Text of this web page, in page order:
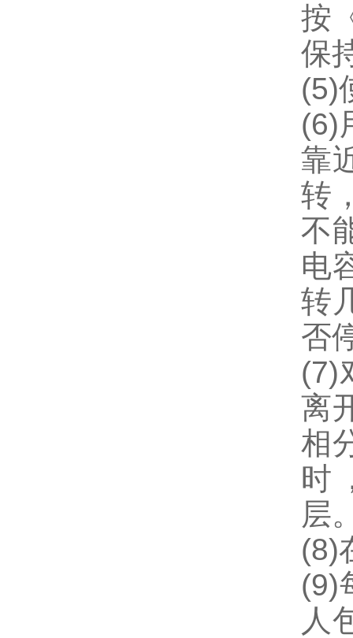
按
保
(5)
(6)
靠
转
不
电
转
(7)
离
相
时
(8)
(9)
人